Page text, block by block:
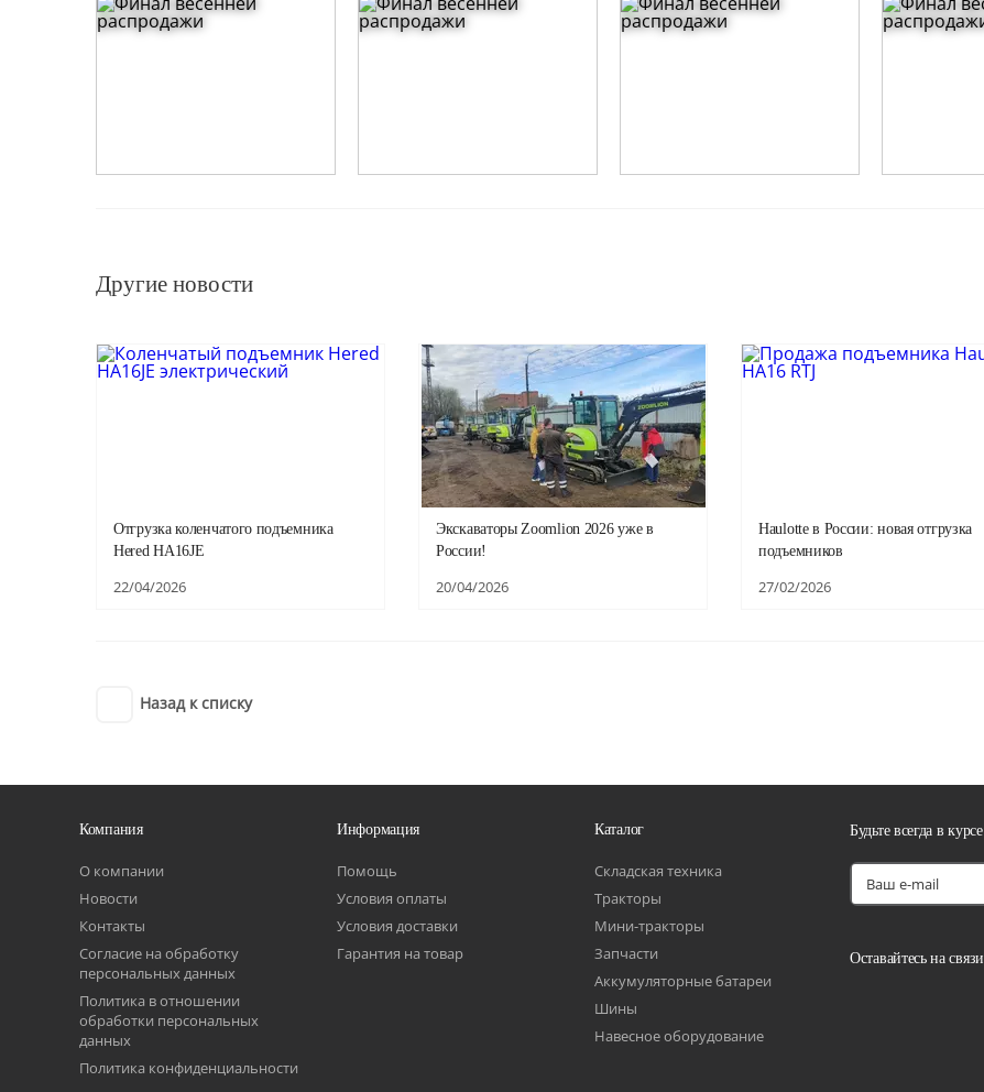
Другие новости
Отгрузка коленчатого подъемника
Hered HA16JE
22/04/2026
Экскаваторы Zoomlion 2026 уже в
России!
20/04/2026
Haulotte в России: новая отгрузка
подъемников
27/02/2026
Назад к списку
Компания
О компании
Новости
Контакты
Согласие на обработку
персональных данных
Политика в отношении
обработки персональных
данных
Политика конфиденциальности
Информация
Помощь
Условия оплаты
Условия доставки
Гарантия на товар
Каталог
Складская техника
Тракторы
Мини-тракторы
Запчасти
Аккумуляторные батареи
Шины
Навесное оборудование
Будьте всегда в курсе
Оставайтесь на связи